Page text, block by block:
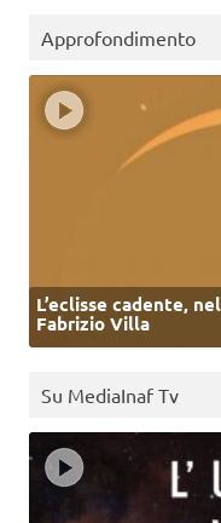
Approfondimento
L’eclisse cadente,
Fabrizio Villa
Su MediaInaf Tv